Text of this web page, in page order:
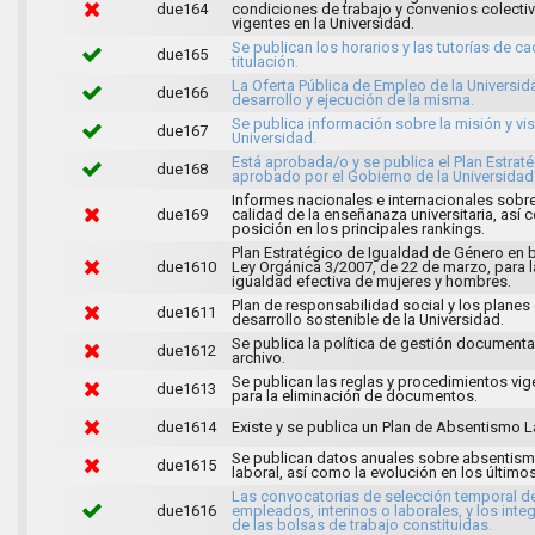
due164
condiciones de trabajo y convenios
vigentes en la Universidad.
due165
Se publican los horarios y las tutorías de
titulación.
due166
La Oferta Pública de Empleo de la
desarrollo y ejecución de la misma.
due167
Se publica información sobre la misión y
Universidad.
due168
Está aprobada/o y se publica el Plan
aprobado por el Gobierno de la
due169
Informes nacionales e internacionales
calidad de la enseñanaza universitaria, así
posición en los principales rankings.
due1610
Plan Estratégico de Igualdad de Género en
Ley Orgánica 3/2007, de 22 de marzo, para
igualdad efectiva de mujeres y hombres.
due1611
Plan de responsabilidad social y los planes
desarrollo sostenible de la Universidad.
due1612
Se publica la política de gestión
archivo.
due1613
Se publican las reglas y procedimientos
para la eliminación de documentos.
due1614
Existe y se publica un Plan de Absentismo
due1615
Se publican datos anuales sobre
laboral, así como la evolución en los
due1616
Las convocatorias de selección temporal
empleados, interinos o laborales, y los
de las bolsas de trabajo constituidas.